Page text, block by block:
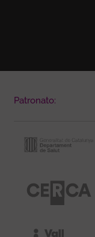
Patronato: